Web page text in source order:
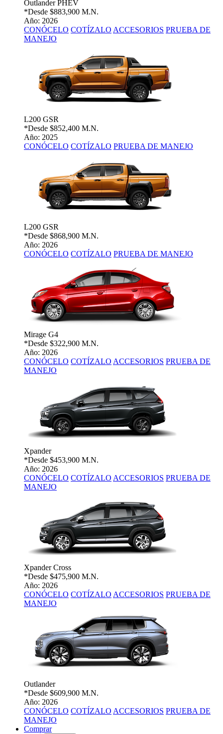
Outlander PHEV
*Desde $883,900 M.N.
Año: 2026
CONÓCELO COTÍZALO ACCESORIOS PRUEBA DE
MANEJO
L200 GSR
*Desde $852,400 M.N.
Año: 2025
CONÓCELO COTÍZALO PRUEBA DE MANEJO
L200 GSR
*Desde $868,900 M.N.
Año: 2026
CONÓCELO COTÍZALO PRUEBA DE MANEJO
Mirage G4
*Desde $322,900 M.N.
Año: 2026
CONÓCELO COTÍZALO ACCESORIOS PRUEBA DE
MANEJO
Xpander
*Desde $453,900 M.N.
Año: 2026
CONÓCELO COTÍZALO ACCESORIOS PRUEBA DE
MANEJO
Xpander Cross
*Desde $475,900 M.N.
Año: 2026
CONÓCELO COTÍZALO ACCESORIOS PRUEBA DE
MANEJO
Outlander
*Desde $609,900 M.N.
Año: 2026
CONÓCELO COTÍZALO ACCESORIOS PRUEBA DE
MANEJO
Comprar